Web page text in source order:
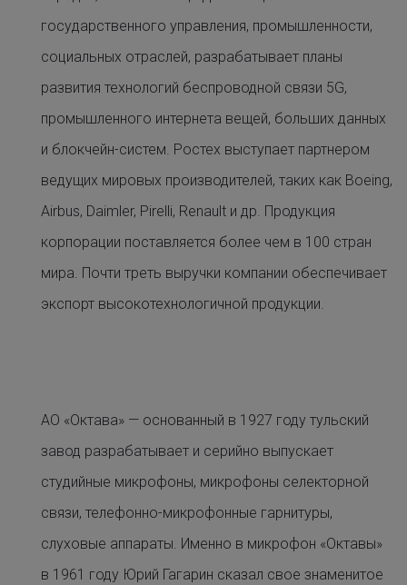
государственного управления, промышленности,
социальных отраслей, разрабатывает планы
развития технологий беспроводной связи 5G,
промышленного интернета вещей, больших данных
и блокчейн-систем. Ростех выступает партнером
ведущих мировых производителей, таких как Boeing,
Airbus, Daimler, Pirelli, Renault и др. Продукция
корпорации поставляется более чем в 100 стран
мира. Почти треть выручки компании обеспечивает
экспорт высокотехнологичной продукции.
АО «Октава» — основанный в 1927 году тульский
завод разрабатывает и серийно выпускает
студийные микрофоны, микрофоны селекторной
связи, телефонно-микрофонные гарнитуры,
слуховые аппараты. Именно в микрофон «Октавы»
в 1961 году Юрий Гагарин сказал свое знаменитое